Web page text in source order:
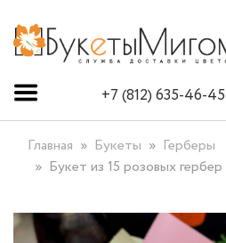
+7 (812) 635-46-45
Главная Букеты
Герберы
Букет из 15 розовых гербер